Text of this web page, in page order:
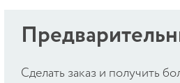
Cделать заказ и получить